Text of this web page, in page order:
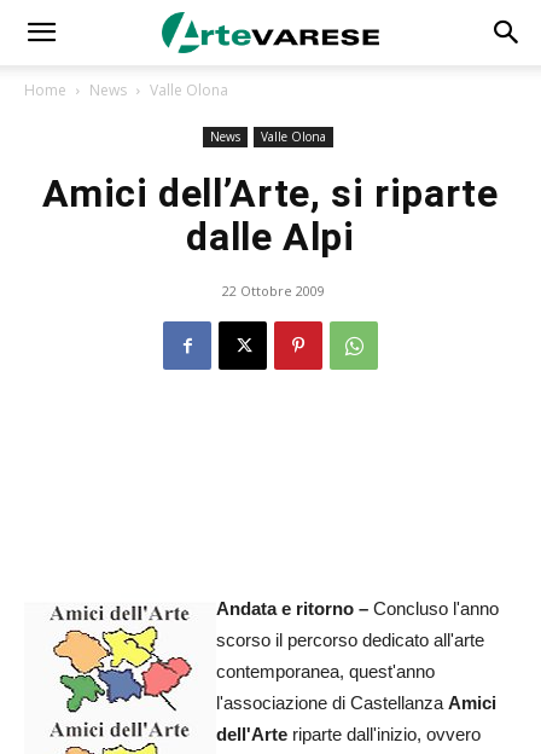
Home News Valle Olona
News Valle Olona
Amici dell’Arte, si riparte
dalle Alpi
22 Ottobre 2009
Andata e ritorno – Concluso l'anno
scorso il percorso dedicato all'arte
contemporanea, quest'anno
l'associazione di Castellanza Amici
dell'Arte riparte dall'inizio, ovvero